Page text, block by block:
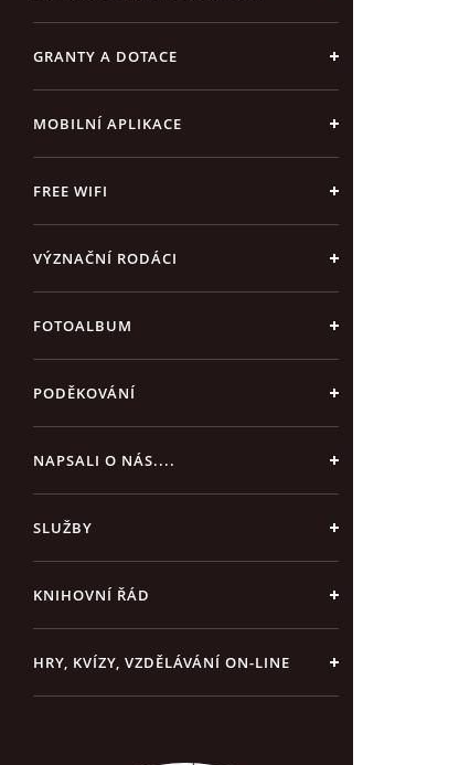
GRANTY A DOTACE
MOBILNÍ APLIKACE
FREE WIFI
VÝZNAČNÍ RODÁCI
FOTOALBUM
PODĚKOVÁNÍ
NAPSALI O NÁS....
SLUŽBY
KNIHOVNÍ ŘÁD
HRY, KVÍZY, VZDĚLÁVÁNÍ ON-LINE